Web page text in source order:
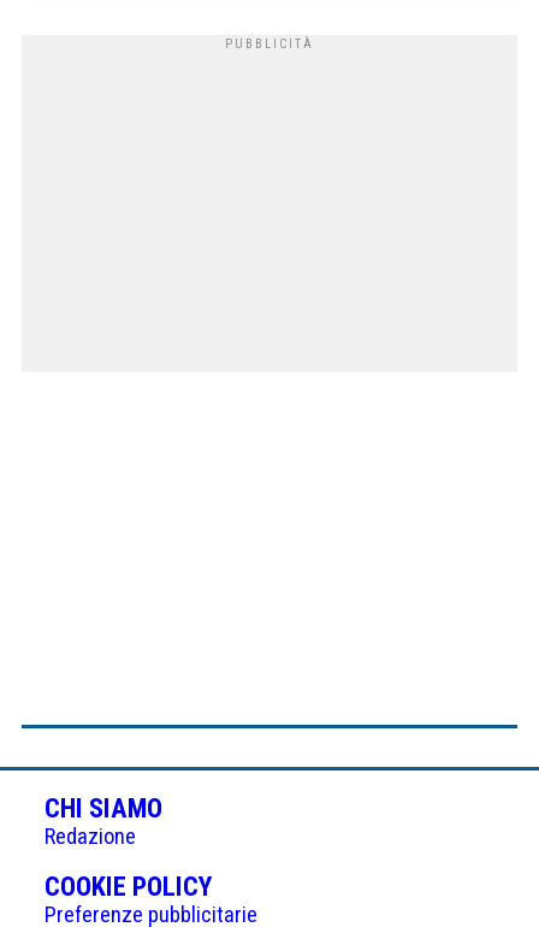
CHI SIAMO
Redazione
COOKIE POLICY(APRE
IN
Preferenze pubblicitarie